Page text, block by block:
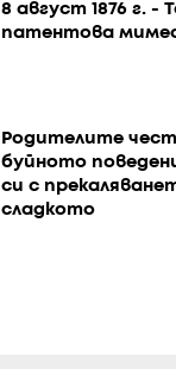
8 август 1876 г. -
патентова
Родителите
буйното
си с
сладкото